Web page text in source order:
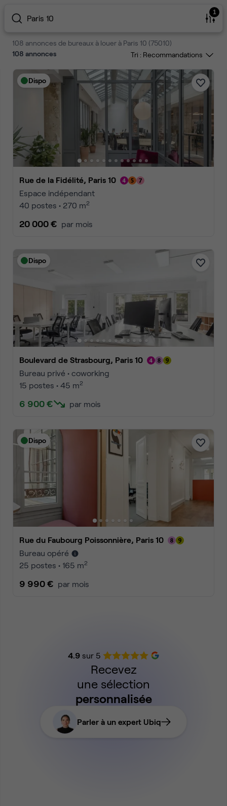
Paris 10
1
108 annonces de bureaux à louer à Paris 10 (75010)
108 annonces Tri :
Dispo
Rue de la Fidélité, Paris 10
Espace indépendant
40 postes • 270 m2
20 000 € par mois
Dispo
Boulevard de Strasbourg, Paris 10
Bureau privé • coworking
15 postes • 45 m2
6 900 € par mois
Dispo
Rue du Faubourg Poissonnière, Paris 10
Bureau opéré
25 postes • 165 m2
9 990 € par mois
4.9sur 5
Recevez
une sélection
personnalisée
Parler à un expert Ubiq